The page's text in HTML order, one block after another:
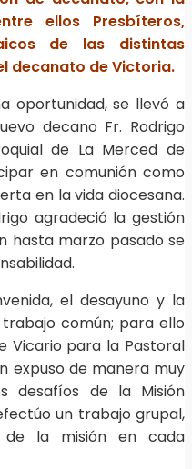
ellos Presbíteros,
de las distintas
decanato de Victoria.
oportunidad, se llevó a
decano Fr. Rodrigo
de La Merced de
en comunión como
en la vida diocesana.
agradeció la gestión
hasta marzo pasado se
el desayuno y la
común; para ello
Vicario para la Pastoral
expuso de manera muy
desafíos de la Misión
un trabajo grupal,
la misión en cada